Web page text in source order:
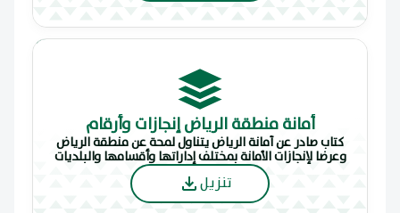
أمانة منطقة الرياض إنجازات وأرقام
كتاب صادر عن أمانة الرياض يتناول لمحة عن منطقة الرياض
وعرضا لإنجازات الأمانة بمختلف إداراتها وأقسامها والبلديات
الفرعية عن الأمانة مهامها وإنجازاتها الإجمالية والتفصيلية
تنزيل